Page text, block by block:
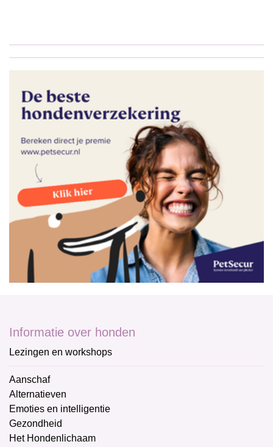
Informatie over honden
Lezingen en workshops
Aanschaf
Alternatieven
Emoties en intelligentie
Gezondheid
Het Hondenlichaam